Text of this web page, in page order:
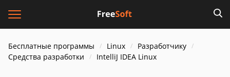
Бесплатные программы Linux
Разработчику
Средства разработки
IntelliJ IDEA Linux